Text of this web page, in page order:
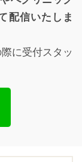
配信いたしま
に受付スタッ